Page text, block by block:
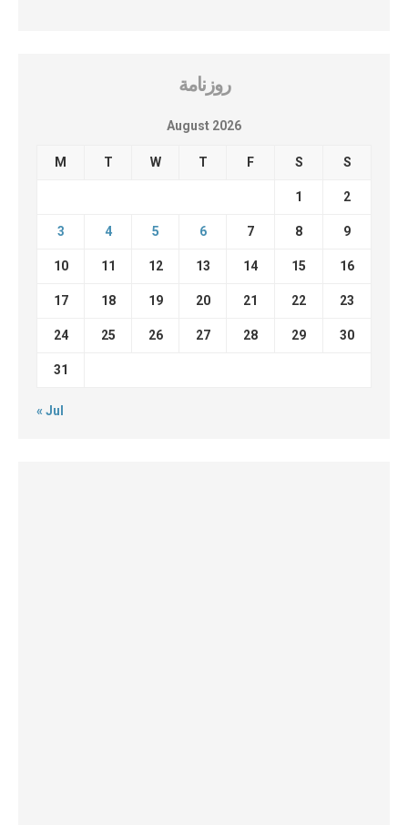
روزنامة
August 2026
M T W T F S S
1 2
3 4 5 6 7 8 9
10 11 12 13 14 15 16
17 18 19 20 21 22 23
24 25 26 27 28 29 30
31
« Jul